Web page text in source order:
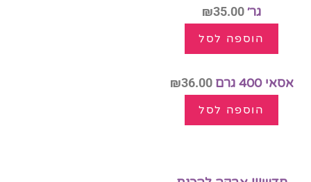
גר׳
₪35.00
הוספה לסל
אסאי 400 גרם ₪36.00
הוספה לסל